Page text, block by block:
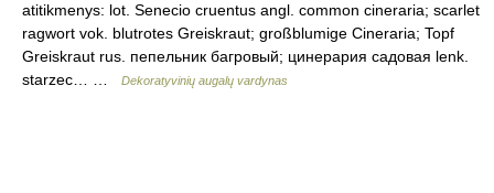
atitikmenys: lot. Senecio cruentus angl. common cineraria; scarlet
ragwort vok. blutrotes Greiskraut; großblumige Cineraria; Topf
Greiskraut rus. пепельник багровый; цинерария садовая lenk.
starzec… …
Dekoratyvinių augalų vardynas